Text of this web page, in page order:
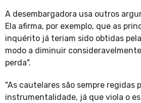
A desembargadora usa outros
Ela afirma, por exemplo, que as
inquérito já teriam sido obtidas
modo a diminuir
perda".
"As cautelares são sempre regidas
instrumentalidade, já que viola o